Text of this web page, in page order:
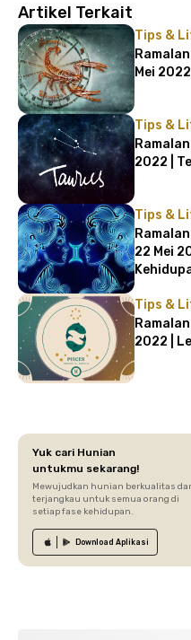
Artikel Terkait
Tips &
Mei
Tips &
2022 |
Tips &
22 Mei
Tips &
2022 |
Yuk cari Hunian
untukmu sekarang!
Mewujudkan hunian berkualitas
terjangkau untuk semua orang di
setiap fase kehidupan.
Download Aplikasi